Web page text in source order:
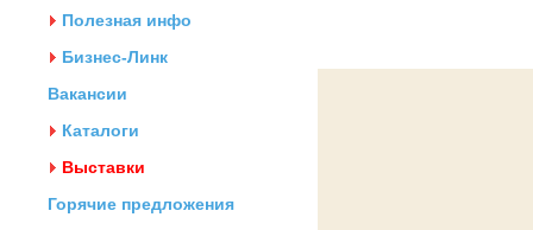
Полезная инфо
Бизнес-Линк
Вакансии
Каталоги
Выставки
Горячие предложения